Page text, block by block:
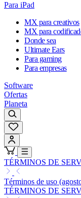
Para iPad
MX para creativos
MX para
Donde sea
Ultimate Ears
Para gaming
Para empresas
Software
Ofertas
Planeta
TÉRMINOS DE
Términos de uso
TÉRMINOS DE